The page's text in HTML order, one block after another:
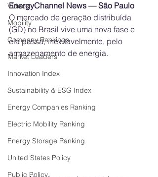
Videos
Mobility
Company Rankings
Market Leaders
Innovation Index
Sustainability & ESG Index
Energy Companies Ranking
Electric Mobility Ranking
Energy Storage Ranking
United States Policy
Public Policy
EnergyChannel News — São Paulo
O mercado de geração distribuída
(GD) no Brasil vive uma nova fase e
ela passa, inevitavelmente, pelo
armazenamento de energia.